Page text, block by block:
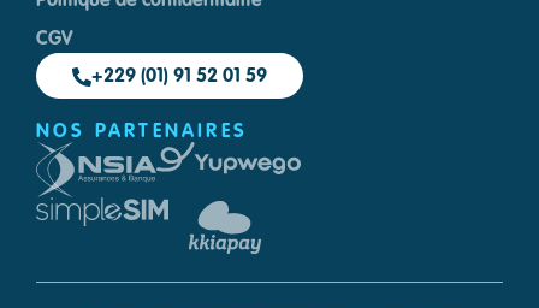
CGV
+229 (01) 91 52 01 59
NOS PARTENAIRES